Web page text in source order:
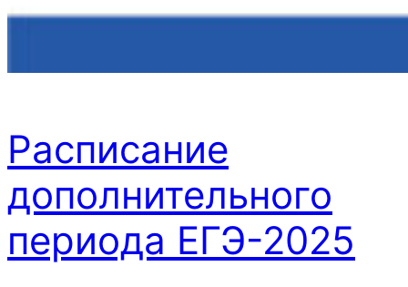
Расписание
дополнительного
периода ЕГЭ-2025